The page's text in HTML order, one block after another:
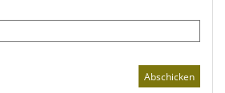
Abschicken